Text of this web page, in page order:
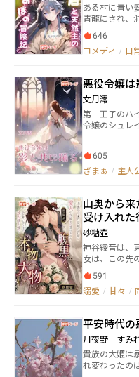
ある村に青い
青龍にされ、
青龍は「倒さ
日、洞窟に足
倒され、念願
キドキ、撫で
冒険者に大切に扱わ
L(?) 盾がドキ
ます。 「あなたの盾になりたくて」短編を長編に改
変。 １話は短
646
コメディ / 日
悪役令嬢は
文月澪
第一王子のハ
令嬢のシュレ
605
ざまぁ / 主人
山奥から
受け入れた
奪い合うほ
た
砂糖壺
神谷綾音は、
女は、この先
ライアントだけだと思
から突然の電話がか
頃、約束した許嫁がい
える男だと。 色褪せた服を着て、古い時代のような礼
儀を守り、綾音
が幸せなら、それでいい
場をわきまえる田舎
にマンション
591
溺愛 / 甘々 /
平安時代の
月夜野 すみ
貴族の大姫は
れ変わったの